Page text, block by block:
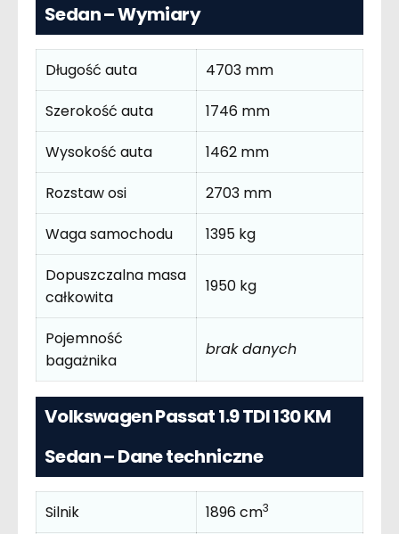
Sedan – Wymiary
Długość auta
4703 mm
Szerokość auta
1746 mm
Wysokość auta
1462 mm
Rozstaw osi
2703 mm
Waga samochodu
1395 kg
Dopuszczalna masa
całkowita
1950 kg
Pojemność
bagażnika
brak danych
Volkswagen Passat 1.9 TDI 130 KM
Sedan – Dane techniczne
Silnik 1896 cm3